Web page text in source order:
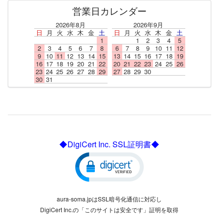
営業日カレンダー
2026年8月
日
月 火 水 木 金 土
1
2
3 4 5 6 7
8
9
10 11 12 13 14 15
16 17 18 19 20 21 22
23 24 25 26 27 28 29
30 31
2026年9月
日
月 火 水 木 金 土
1
2 3 4
5
6
7 8 9 10 11 12
13 14 15 16 17 18 19
20 21 22 23 24 25 26
27 28 29 30
◆DigiCert Inc. SSL証明書◆
aura-soma.jpはSSL暗号化通信に対応し
DigiCert Inc.の「このサイトは安全です」証明を取得